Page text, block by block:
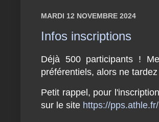
MARDI 12 NOVEMBRE 2024
Infos inscriptions
Déjà 500 participants !
préférentiels, alors ne
Petit rappel, pour
sur le site https://pps.athle.fr/